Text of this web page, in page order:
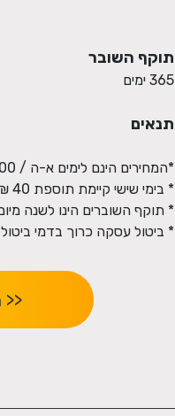
תוקף השובר
365 ימים
תנאים
* ביטול עסקה כרוך בדמי ביטול (5% מערך העסקה או 100 ש"ח לפי הנמוך